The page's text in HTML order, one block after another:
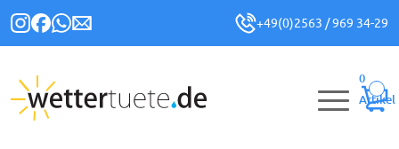
+49(0)2563 / 969 34-29
0
Artikel